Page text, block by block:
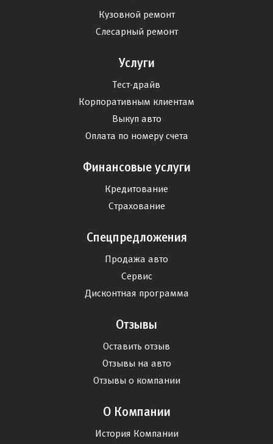
Кузовной ремонт
Слесарный ремонт
Услуги
Тест-драйв
Корпоративным клиентам
Выкуп авто
Оплата по номеру счета
Финансовые услуги
Кредитование
Страхование
Спецпредложения
Продажа авто
Сервис
Дисконтная программа
Отзывы
Оставить отзыв
Отзывы на авто
Отзывы о компании
О Компании
История Компании